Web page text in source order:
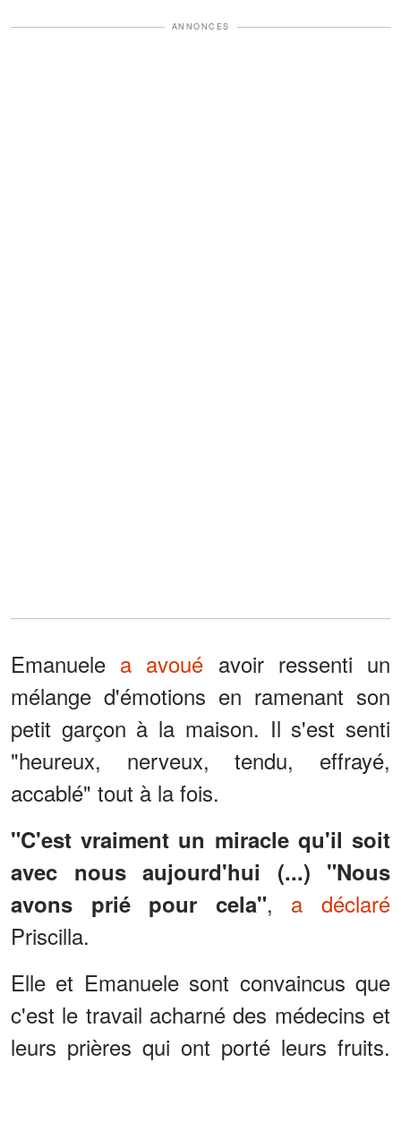
ANNONCES
Emanuele a avoué avoir ressenti un
mélange d'émotions en ramenant son
petit garçon à la maison. Il s'est senti
"heureux, nerveux, tendu, effrayé,
accablé" tout à la fois.
"C'est vraiment un miracle qu'il soit
avec nous aujourd'hui (...) "Nous
avons prié pour cela", a déclaré
Priscilla.
Elle et Emanuele sont convaincus que
c'est le travail acharné des médecins et
leurs prières qui ont porté leurs fruits.